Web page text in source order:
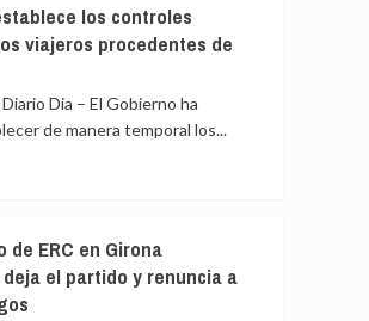
los controles
viajeros procedentes de
Dia – El Gobierno ha
de manera temporal los...
de ERC en Girona
el partido y renuncia a